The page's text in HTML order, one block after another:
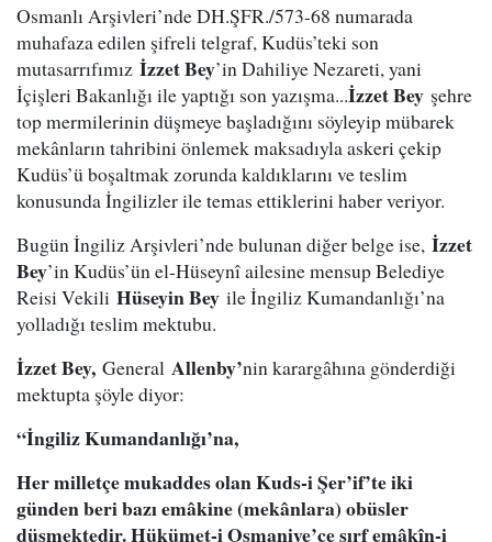
Osmanlı Arşivleri’nde DH.ŞFR./573-68 numarada
muhafaza edilen şifreli telgraf, Kudüs’teki son
mutasarrıfımız İzzet Bey’in Dahiliye Nezareti, yani
İçişleri Bakanlığı ile yaptığı son yazışma...İzzet Bey şehre
top mermilerinin düşmeye başladığını söyleyip mübarek
mekânların tahribini önlemek maksadıyla askeri çekip
Kudüs’ü boşaltmak zorunda kaldıklarını ve teslim
konusunda İngilizler ile temas ettiklerini haber veriyor.
Bugün İngiliz Arşivleri’nde bulunan diğer belge ise, İzzet
Bey’in Kudüs’ün el-Hüseynî ailesine mensup Belediye
Reisi Vekili Hüseyin Bey ile İngiliz Kumandanlığı’na
yolladığı teslim mektubu.
İzzet Bey, General Allenby’nin karargâhına gönderdiği
mektupta şöyle diyor:
“İngiliz Kumandanlığı’na,
Her milletçe mukaddes olan Kuds-i Şer’if’te iki
günden beri bazı emâkine (mekânlara) obüsler
düşmektedir. Hükümet-i Osmaniye’ce sırf emâkîn-i